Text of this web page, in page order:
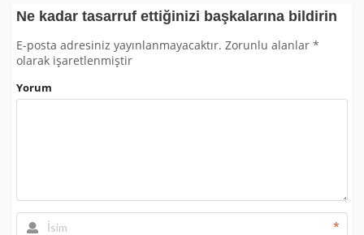
Ne kadar tasarruf ettiğinizi başkalarına bildirin
E-posta adresiniz yayınlanmayacaktır. Zorunlu alanlar *
olarak işaretlenmiştir
Yorum
*